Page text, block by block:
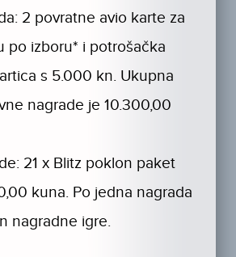
2 povratne avio karte za
po izboru* i potrošačka
s 5.000 kn. Ukupna
nagrade je 10.300,00
21 x Blitz poklon paket
kuna. Po jedna nagrada
nagradne igre.